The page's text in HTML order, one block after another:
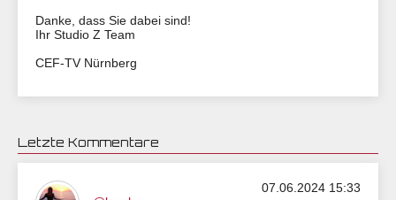
Danke, dass Sie dabei sind!
Ihr Studio Z Team
CEF-TV Nürnberg
Letzte Kommentare
07.06.2024 15:33